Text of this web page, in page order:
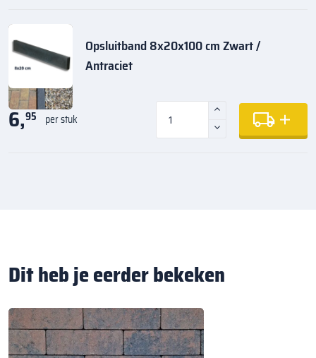
Opsluitband 8x20x100 cm Zwart /
Antraciet
6,95 per stuk
Dit heb je eerder bekeken